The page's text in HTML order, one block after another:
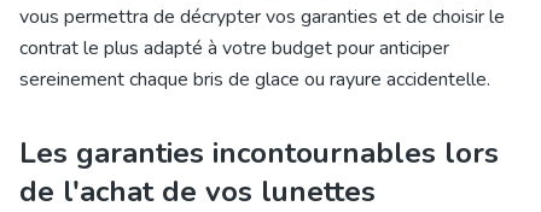
vous permettra de décrypter vos garanties et de choisir le
contrat le plus adapté à votre budgetpour anticiper
sereinement chaque bris de glace ou rayure accidentelle.
Les garanties incontournables lors
de l'achat de vos lunettes